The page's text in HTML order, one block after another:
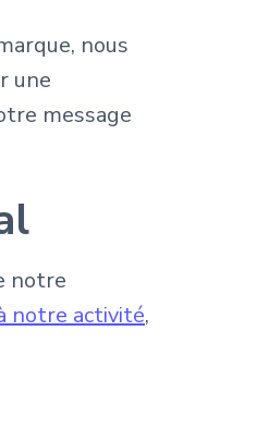
nous
une
message
notre
notre activité,